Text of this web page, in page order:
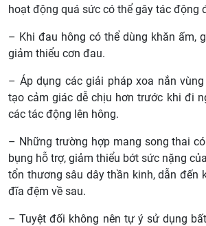
hoạt động quá sức có thể gây tác động
– Khi đau hông có thể dùng khăn ấm,
giảm thiểu cơn đau.
– Áp dụng các giải pháp xoa nắn
tạo cảm giác dễ chịu hơn trước khi đi
các tác động lên hông.
– Những trường hợp mang song thai
bụng hỗ trợ, giảm thiểu bớt sức nặng
tổn thương sâu dây thần kinh, dẫn đến
đĩa đệm về sau.
– Tuyệt đối không nên tự ý sử dụng